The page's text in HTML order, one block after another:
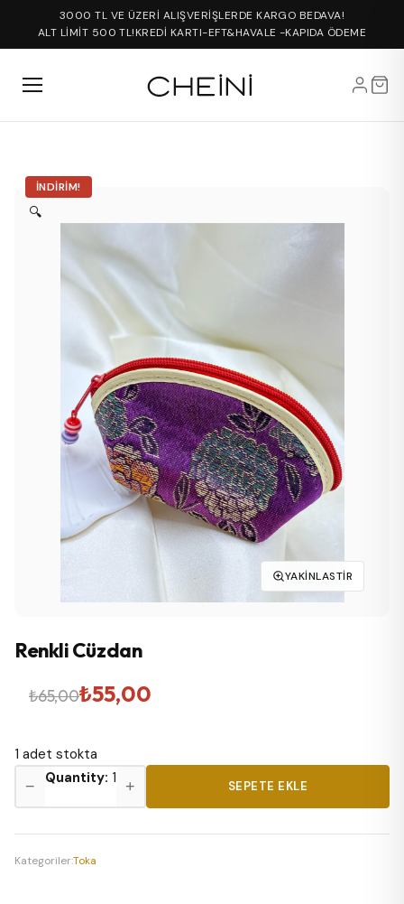
3000 TL VE ÜZERİ ALIŞVERİŞLERDE KARGO BEDAVA!
ALT LİMİT 500 TL!KREDİ KARTI-EFT&HAVALE -KAPIDA ÖDEME
İNDIRIM!
🔍
YAKINLASTIR
Renkli Cüzdan
₺65,00
Orijinal
₺65,00.
₺55,00
Şu
fiyat:
₺55,00.
1 adet stokta
Renkli
Cüzdan
adet
− Quantity: 1 + SEPETE EKLE
Kategoriler:Toka